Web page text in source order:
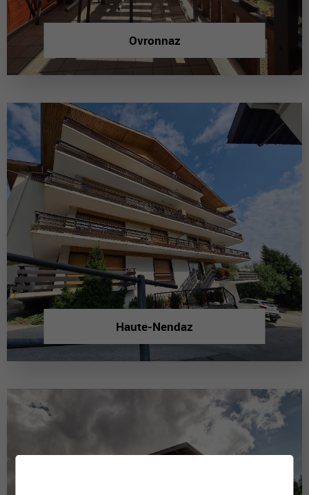
Ovronnaz
Haute-Nendaz